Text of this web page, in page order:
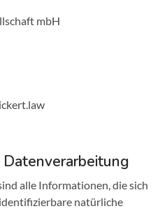
mbH
alle Informationen, die sich
natürliche